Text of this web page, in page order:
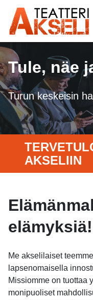
Tule, näe
Turun keskeisin
AKSELIIN
elämyksiä!
Me akselilaiset
lapsenomaisella
Missiomme on tuottaa
monipuoliset